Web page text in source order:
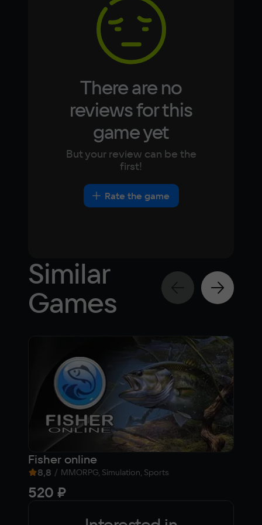
Video card
NVIDIA GeForce GT 710
DirectX(R): 11, Звуковая карта: совместимая
Japanese
There are no
reviews for this
game yet
But your review can be the
first!
Rate the game
Similar
Games
Fisher online
8,8 / MMORPG, Simulation, Sports
520 ₽